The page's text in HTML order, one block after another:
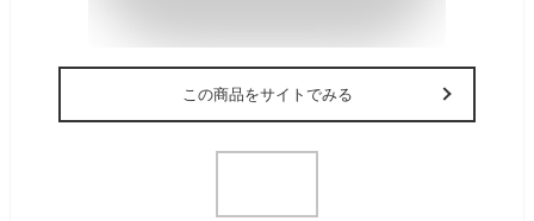
この商品をサイトでみる